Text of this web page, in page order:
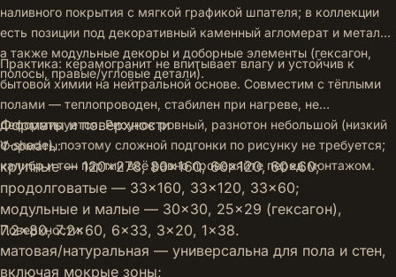
наливного покрытия с мягкой графикой шпателя; в коллекции
есть позиции под декоративный каменный агломерат и металл,
а также модульные декоры и доборные элементы (гексагон,
полосы, правые/угловые детали).
Практика: керамогранит не впитывает влагу и устойчив к
бытовой химии на нейтральной основе. Совместим с тёплыми
полами — теплопроводен, стабилен при нагреве, не
деформируется. Рисунок ровный, разнотон небольшой (низкий
V‑shade), поэтому сложной подгонки по рисунку не требуется;
калибр и тон партии всё равно проверяйте перед монтажом.
Форматы и поверхности
Форматы:
крупные — 120×278, 80×160, 60×120, 60×60;
продолговатые — 33×160, 33×120, 33×60;
модульные и малые — 30×30, 25×29 (гексагон),
7.2×80, 7.2×60, 6×33, 3×20, 1×38.
Поверхности:
матовая/натуральная — универсальна для пола и стен,
включая мокрые зоны;